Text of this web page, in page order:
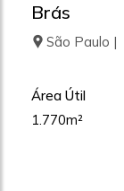
Brás
São Paulo |
Área Útil
1.770m²